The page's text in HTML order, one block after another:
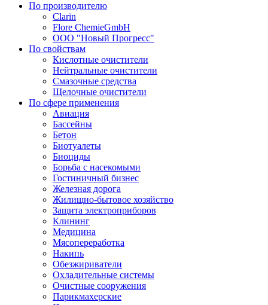
По производителю
Clarin
Flore ChemieGmbH
ООО "Новый Прогресс"
По свойствам
Кислотные очистители
Нейтральные очистители
Смазочные средства
Щелочные очистители
По сфере применения
Авиация
Бассейны
Бетон
Биотуалеты
Биоциды
Борьба с насекомыми
Гостиничный бизнес
Железная дорога
Жилищно-бытовое хозяйство
Защита электроприборов
Клининг
Медицина
Мясопереработка
Накипь
Обезжириватели
Охладительные системы
Очистные сооружения
Парикмахерские